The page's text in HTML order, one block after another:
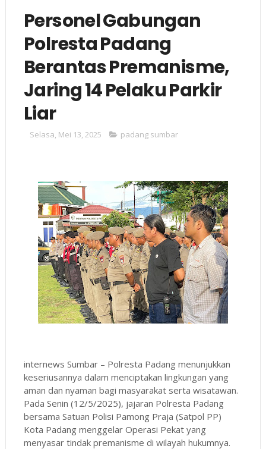
Personel Gabungan
Polresta Padang
Berantas Premanisme,
Jaring 14 Pelaku Parkir
Liar
Selasa, Mei 13, 2025 padang sumbar
internews Sumbar – Polresta Padang menunjukkan
keseriusannya dalam menciptakan lingkungan yang
aman dan nyaman bagi masyarakat serta wisatawan.
Pada Senin (12/5/2025), jajaran Polresta Padang
bersama Satuan Polisi Pamong Praja (Satpol PP)
Kota Padang menggelar Operasi Pekat yang
menyasar tindak premanisme di wilayah hukumnya.